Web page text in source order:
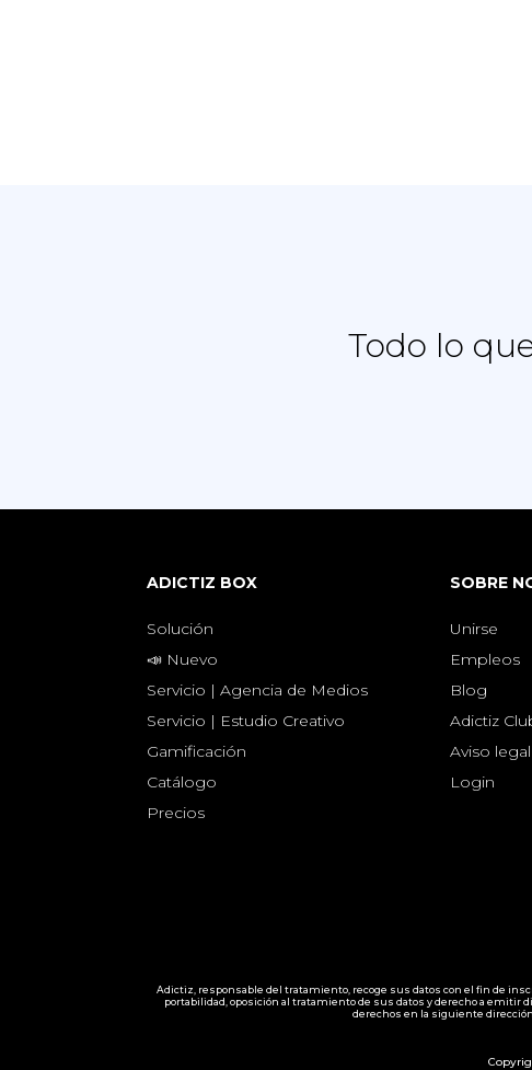
Todo lo
ADICTIZ BOX
Solución
📣 Nuevo
Servicio | Agencia de Medios
Servicio | Estudio Creativo
Gamificación
Catálogo
Precios
SOBRE
Unirse
Empleos
Blog
Adictiz
Aviso legal
Login
Adictiz, responsable del tratamiento, recoge sus datos con el fin de
portabilidad, oposición al tratamiento de sus datos y derecho a
derechos en la siguiente